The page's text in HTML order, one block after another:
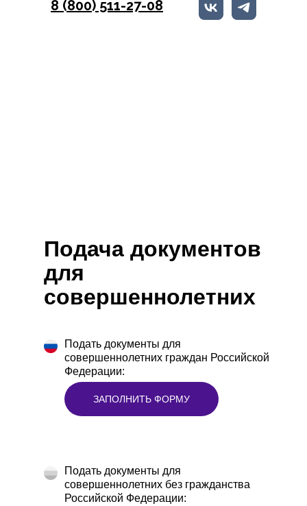
8 (800) 511-27-08
Подача документов
для
совершеннолетних
Подать документы для
совершеннолетних граждан Российской
Федерации:
Подать документы для
совершеннолетних без гражданства
Российской Федерации:
ЗАПОЛНИТЬ ФОРМУ